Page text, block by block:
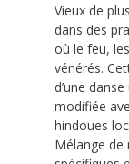
Vieux de
dans des
où le feu,
vénérés.
d’une
modifiée
hindoues
Mélange de